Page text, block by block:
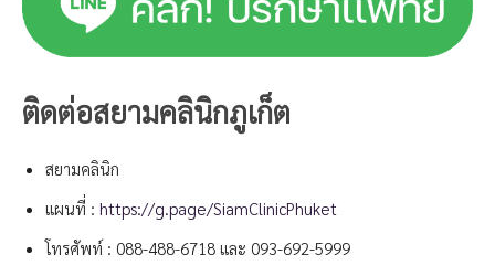
ติดต่อสยามคลินิกภูเก็ต
สยามคลินิก
แผนที่ : https://g.page/SiamClinicPhuket
โทรศัพท์ : 088-488-6718 และ 093-692-5999